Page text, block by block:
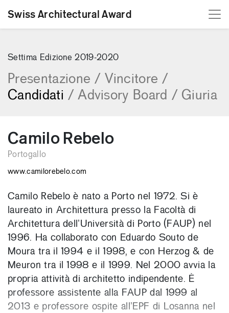
Swiss Architectural Award
Settima Edizione 2019-2020
Presentazione / Vincitore /
Candidati / Advisory Board / Giuria
Camilo Rebelo
Portogallo
www.camilorebelo.com
Camilo Rebelo è nato a Porto nel 1972. Si è
laureato in Architettura presso la Facoltà di
Architettura dell’Università di Porto (FAUP) nel
1996. Ha collaborato con Eduardo Souto de
Moura tra il 1994 e il 1998, e con Herzog & de
Meuron tra il 1998 e il 1999. Nel 2000 avvia la
propria attività di architetto indipendente. È
professore assistente alla FAUP dal 1999 al
2013 e professore ospite all’EPF di Losanna nel